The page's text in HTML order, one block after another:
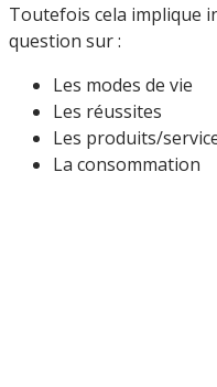
Toutefois cela implique
question sur :
Les modes de vie
Les réussites
Les produits/
La consommation